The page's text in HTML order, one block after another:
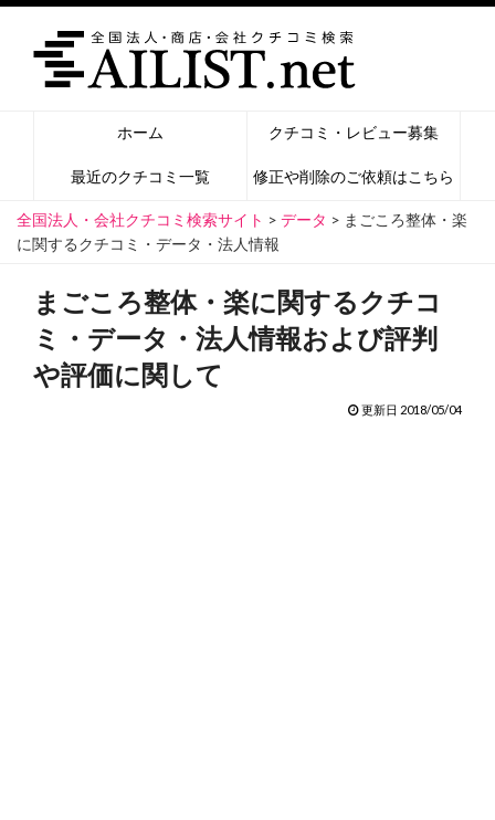
ホーム クチコミ・レビュー募集
最近のクチコミ一覧 修正や削除のご依頼はこちら
全国法人・会社クチコミ検索サイト > データ > まごころ整体・楽
に関するクチコミ・データ・法人情報
まごころ整体・楽に関するクチコ
ミ・データ・法人情報および評判
や評価に関して
更新日 2018/05/04